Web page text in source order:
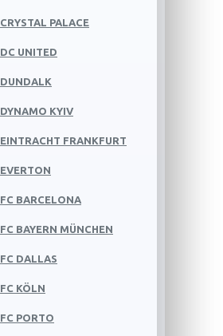
CRYSTAL PALACE
DC UNITED
DUNDALK
DYNAMO KYIV
EINTRACHT FRANKFURT
EVERTON
FC BARCELONA
FC BAYERN MÜNCHEN
FC DALLAS
FC KÖLN
FC PORTO